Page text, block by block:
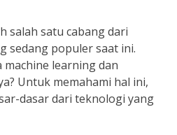
salah satu cabang dari
sedang populer saat ini.
learning dan
Untuk memahami hal ini,
dasar dari teknologi yang